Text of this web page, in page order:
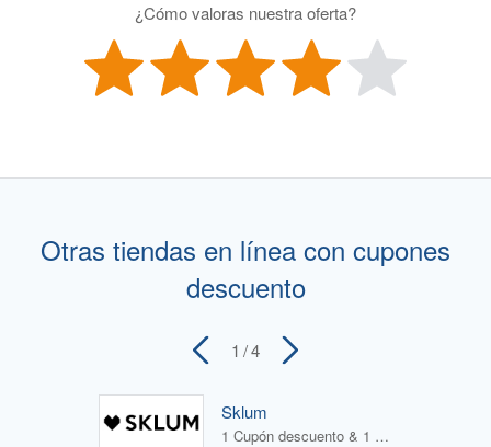
¿Cómo valoras nuestra oferta?
Otras tiendas en línea con cupones
descuento
1 / 4
Sklum
1 Cupón descuento & 1 Oferta